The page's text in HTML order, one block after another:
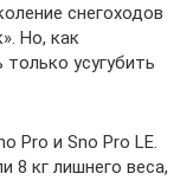
снегоходов
Но, как
усугубить
Pro и Sno Pro LE.
8 кг лишнего веса,